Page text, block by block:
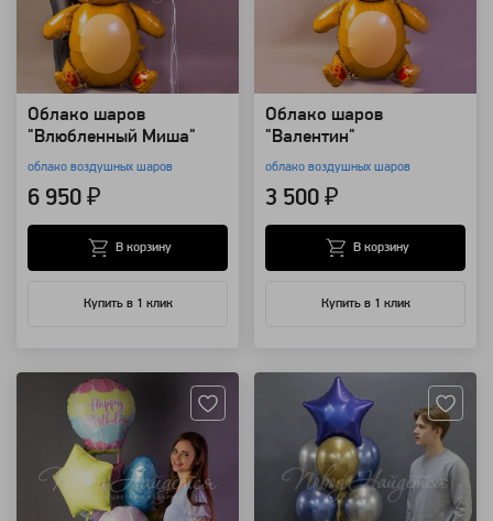
Облако шаров
"Влюбленный Миша"
облако воздушных шаров
6 950 ₽
Купить в 1 клик
В корзину
Облако шаров
"Валентин"
облако воздушных шаров
3 500 ₽
Купить в 1 клик
В корзину